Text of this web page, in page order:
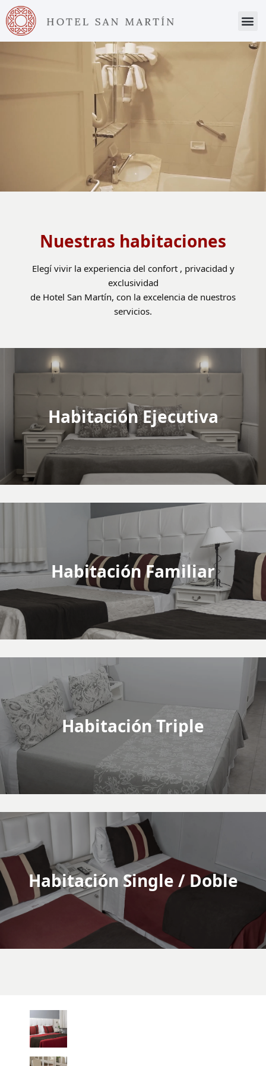
Saltar
Nuestras habitaciones
Elegí vivir la experiencia del confort , privacidad y
exclusividad
de Hotel San Martín, con la excelencia de nuestros
servicios.
Habitación Ejecutiva
Habitación Familiar
Habitación Triple
Habitación Single / Doble